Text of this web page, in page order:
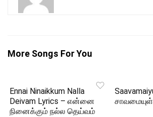
More Songs For You
Ennai Ninaikkum Nalla
Deivam Lyrics – என்னை
நினைக்கும் நல்ல தெய்வம்